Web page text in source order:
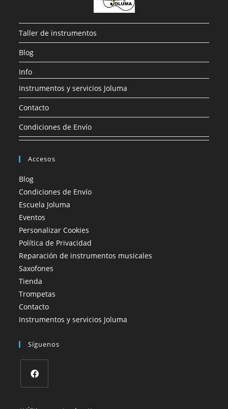
Taller de instrumentos
Blog
Info
Instrumentos y servicios Joluma
Contacto
Condiciones de Envío
Accesos
Blog
Condiciones de Envío
Escuela Joluma
Eventos
Personalizar Cookies
Política de Privacidad
Reparación de instrumentos musicales
Saxofones
Tienda
Trompetas
Contacto
Instrumentos y servicios Joluma
Síguenos
abre